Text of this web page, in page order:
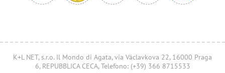
K+L NET, s.r.o. Il Mondo di Agata, via Václavkova 22, 16000 Praga
6, REPUBBLICA CECA, Telefono: (+39) 366 8715533